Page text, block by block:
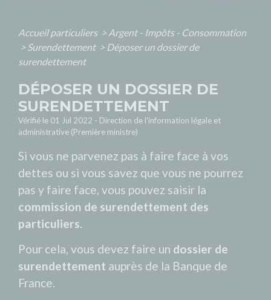
Accueil particuliers > Argent - Impôts - Consommation
> Surendettement > Déposer un dossier de
surendettement
DÉPOSER UN DOSSIER DE
SURENDETTEMENT
Vérifié le 01 Jul 2022 - Direction de l'information légale et
administrative (Première ministre)
Si vous ne parvenez pas à faire face à vos
dettes ou si vous savez que vous ne pourrez
pas y faire face, vous pouvez saisir la
commission de surendettement des
particuliers.
Pour cela, vous devez faire un dossier de
surendettement auprès de la Banque de
France.